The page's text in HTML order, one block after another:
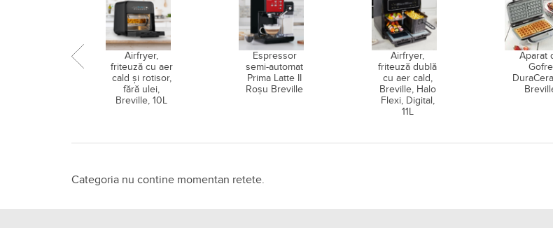
Airfryer,
friteuză cu aer
cald și rotisor,
fără ulei,
Breville, 10L
Espressor
semi-automat
Prima Latte II
Roșu Breville
Airfryer,
friteuză dublă
cu aer cald,
Breville, Halo
Flexi, Digital,
11L
Aparat
Gofre
Retete pentru Filtru DoubleShot pentru Prima Latte
Categoria nu contine momentan retete.